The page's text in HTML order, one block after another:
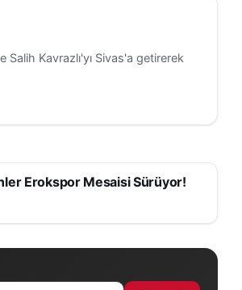
Salih Kavrazlı'yı Sivas'a getirerek
Erokspor Mesaisi Sürüyor!